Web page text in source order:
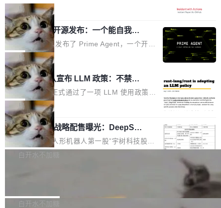
驱动你去学 CuTe，但还没被那些"邪恶的" Hopp
er++ 优化所淹没，足够容易修改和适配。 更关
键的是 FA2 的持久性...
也为产业链企业探索产品创新与商业增长打开新
的空间。 8月14日，开源鸿蒙智能硬件开发者日
（OHDD：OpenHarmony Hardware Develope
r Day）将在杭州启航。活动面向智能硬件产业
链企业和开发者，邀请行业专家与资深技术顾
问，围绕开源鸿蒙技术能力、设备适配、芯片适
配、功耗与稳定性调优、兼容性测评及统一互联
等内容展开系统讲解和实战交流，帮助企业进一
步了解开源鸿蒙在智能...
模服务降级，Actions 完全不可用超过 5 小时，
webhook 停发，连自托管 runner 也因调度层故
障无法工作。Pages、Copilot code review、C
opilot coding agent 全部受影响。从检测到完全
恢复，大约 12 小时。 这是 2026 年 8 月的第六
起事故，其中四起与 AI/Copilot 服务相关。 Git
Hub 员工 kdaigle 在 HN 讨论中贴出了一组数
据：2025 年全年 10 亿次 commit。现在，每周
2.75 亿次，全年预计 140 亿次。GitHub...
局
Prime Agent 开源发布：一个能自我改
进的编程 Agent，ARC-AGI 3 超越人类
专家基线
Prime Intellect 发布了 Prime Agent，一个开源
的编程 Agent Harness，核心设计围绕两个抽
象：Recursive Language Model（RLM）和 C
ontinual Harness。在 ARC-AGI 3 基准测试
上，Prime Agent + Opus 5 的组合达到了 95.
5% RHAE Best@1，超过了 ARC 报告的人类专
家基线 95.4%。 不是又一个 coding agent 包装
器 Prime Agent 的架构和市面上大多数 coding
agent 有本质区别。大多数 agent harness 的设
计是基于早期模型的能力—...
局
Rust 项目团队宣布 LLM 政策：不禁
止，但你要承认哪些代码不是你写的
Rust 语言项目正式通过了一项 LLM 使用政策，
覆盖 rust-lang/rust 单一仓库的代码贡献。这不
是项目级别的官方立场，目前由五个团队采纳，
但它可能是主流开源项目中关于 AI 辅助贡献最
细致的一份规则。 政策的核心只有一句话：LLM
可以用来分析、提炼、审阅、建议，但不能用来
不得生成涉及安全性的关键变更，除非作者本身
局
宇树科技 IPO 战略配售曝光：DeepSe
ek 获配 93.3 万股，锁定 36 个月
8月6日晚间，“人形机器人第一股”宇树科技股份
有限公司披露IPO发行价格及战略配售结果，杭
36个月。 公告显示，本次宇树科技战略配售对
白开水不加糖
Bug fixes and enhancements 修复多次传递同
白开水不加糖